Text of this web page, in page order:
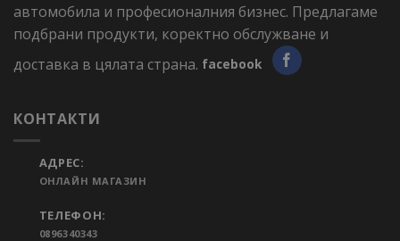
автомобила и професионалния бизнес. Предлагаме
подбрани продукти, коректно обслужване и
доставка в цялата страна. facebook
КОНТАКТИ
АДРЕС:
ОНЛАЙН МАГАЗИН
ТЕЛЕФОН:
0896340343